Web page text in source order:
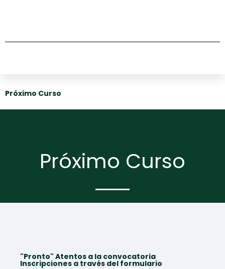
Próximo Curso
Próximo Curso
"Pronto" Atentos a la convocatoria
Inscripciones a través del formulario